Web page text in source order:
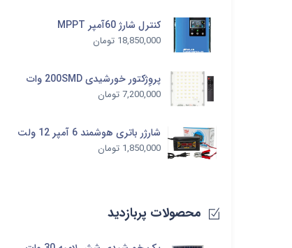
کنترل شارژ 60آمپر MPPT
18,850,000 تومان
پروِژکتور خورشیدی 200SMD وات
7,200,000تومان
شارژر باتری هوشمند 6 آمپر 12 ولت
1,850,000 تومان
محصولات پربازدید